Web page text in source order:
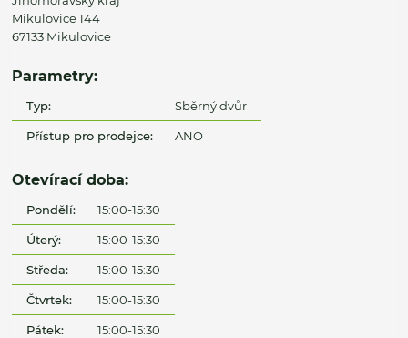
Mikulovice 144
67133 Mikulovice
Parametry:
Typ: Sběrný dvůr
Přístup pro prodejce: ANO
Otevírací doba:
Pondělí: 15:00-15:30
Úterý: 15:00-15:30
Středa: 15:00-15:30
Čtvrtek: 15:00-15:30
Pátek: 15:00-15:30